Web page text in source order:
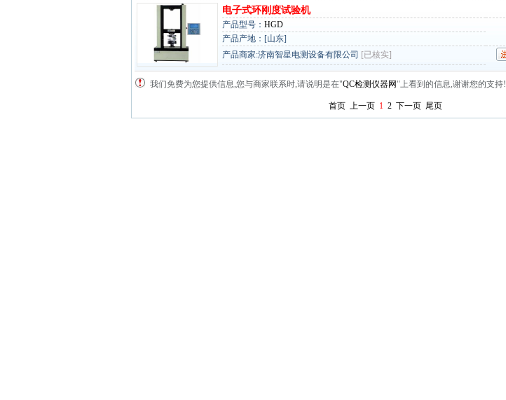
电子式环刚度试验机
产品型号： HGD
产品产地：[山东]
产品商家:济南智星电测设备有限公司 [已核实]
我们免费为您提供信息,您与商家联系时,请说明是在"QC检测仪器网"上看到的信息,谢谢您的支持!
首页 上一页1 2 下一页 尾页